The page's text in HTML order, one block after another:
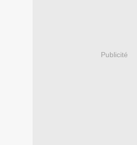
Publicité